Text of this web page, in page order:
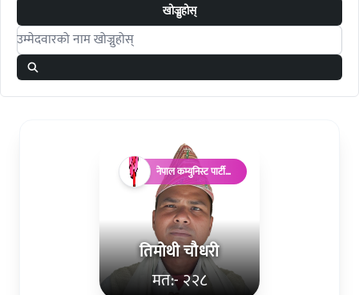
खोज्नुहोस्
Search candidates
तिमोथी चौधरी
मत:- २२८
नेपाल कम्युनिस्ट पार्टी
(माओवादी)